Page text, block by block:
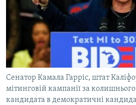
СВІДЧЕННЯ ОКУПАЦІЇ
УКРАЇНСЬКА ПРОБЛЕМА КРИМУ
ІНФОГРАФІКА
Qırımtatar
ДОЛУЧАЙСЯ!
Усі сайти RFE/RL
Сенатор Камала Гарріс, штат
мітинговій кампанії за
кандидата в демократичні